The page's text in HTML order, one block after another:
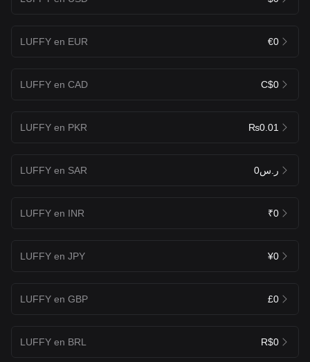
LUFFY en EUR €0
LUFFY en CAD C$0
LUFFY en PKR ₨0.01
LUFFY en SAR ر.س0
LUFFY en INR ₹0
LUFFY en JPY ¥0
LUFFY en GBP £0
LUFFY en BRL R$0